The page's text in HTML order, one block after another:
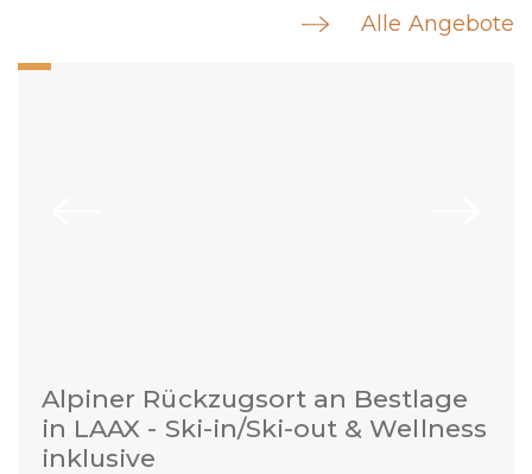
Alle Angebote
Alpiner Rückzugsort an Bestlage
in LAAX - Ski-in/Ski-out & Wellness
inklusive